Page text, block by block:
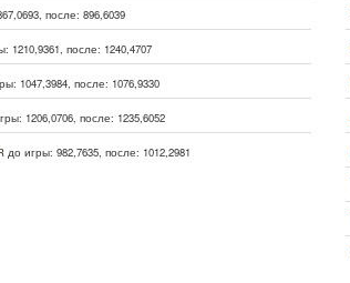
после: 896,6039
1210,9361, после: 1240,4707
1047,3984, после: 1076,9330
1206,0706, после: 1235,6052
до игры: 982,7635, после: 1012,2981